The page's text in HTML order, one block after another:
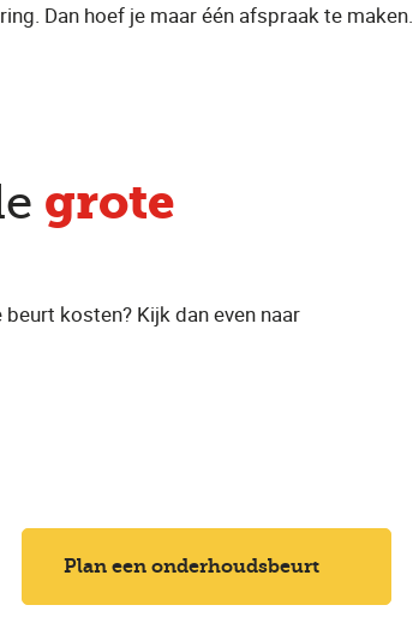
Dan hoef je maar één afspraak te maken.
grote
kosten? Kijk dan even naar
Plan een onderhoudsbeurt